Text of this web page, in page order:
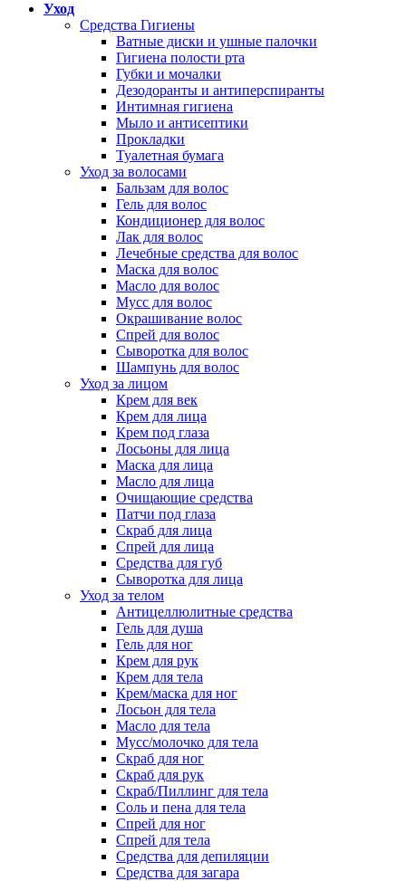
Уход
Средства Гигиены
Ватные диски и ушные палочки
Гигиена полости рта
Губки и мочалки
Дезодоранты и антиперспиранты
Интимная гигиена
Мыло и антисептики
Прокладки
Туалетная бумага
Уход за волосами
Бальзам для волос
Гель для волос
Кондиционер для волос
Лак для волос
Лечебные средства для волос
Маска для волос
Масло для волос
Мусс для волос
Окрашивание волос
Спрей для волос
Сыворотка для волос
Шампунь для волос
Уход за лицом
Крем для век
Крем для лица
Крем под глаза
Лосьоны для лица
Маска для лица
Масло для лица
Очищающие средства
Патчи под глаза
Скраб для лица
Спрей для лица
Средства для губ
Сыворотка для лица
Уход за телом
Антицеллюлитные средства
Гель для душа
Гель для ног
Крем для рук
Крем для тела
Крем/маска для ног
Лосьон для тела
Масло для тела
Мусс/молочко для тела
Скраб для ног
Скраб для рук
Скраб/Пиллинг для тела
Соль и пена для тела
Спрей для ног
Спрей для тела
Средства для депиляции
Средства для загара